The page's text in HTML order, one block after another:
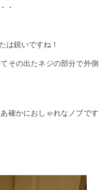
・
は鋭いですね！
その出たネジの部分で外側
確かにおしゃれなノブです